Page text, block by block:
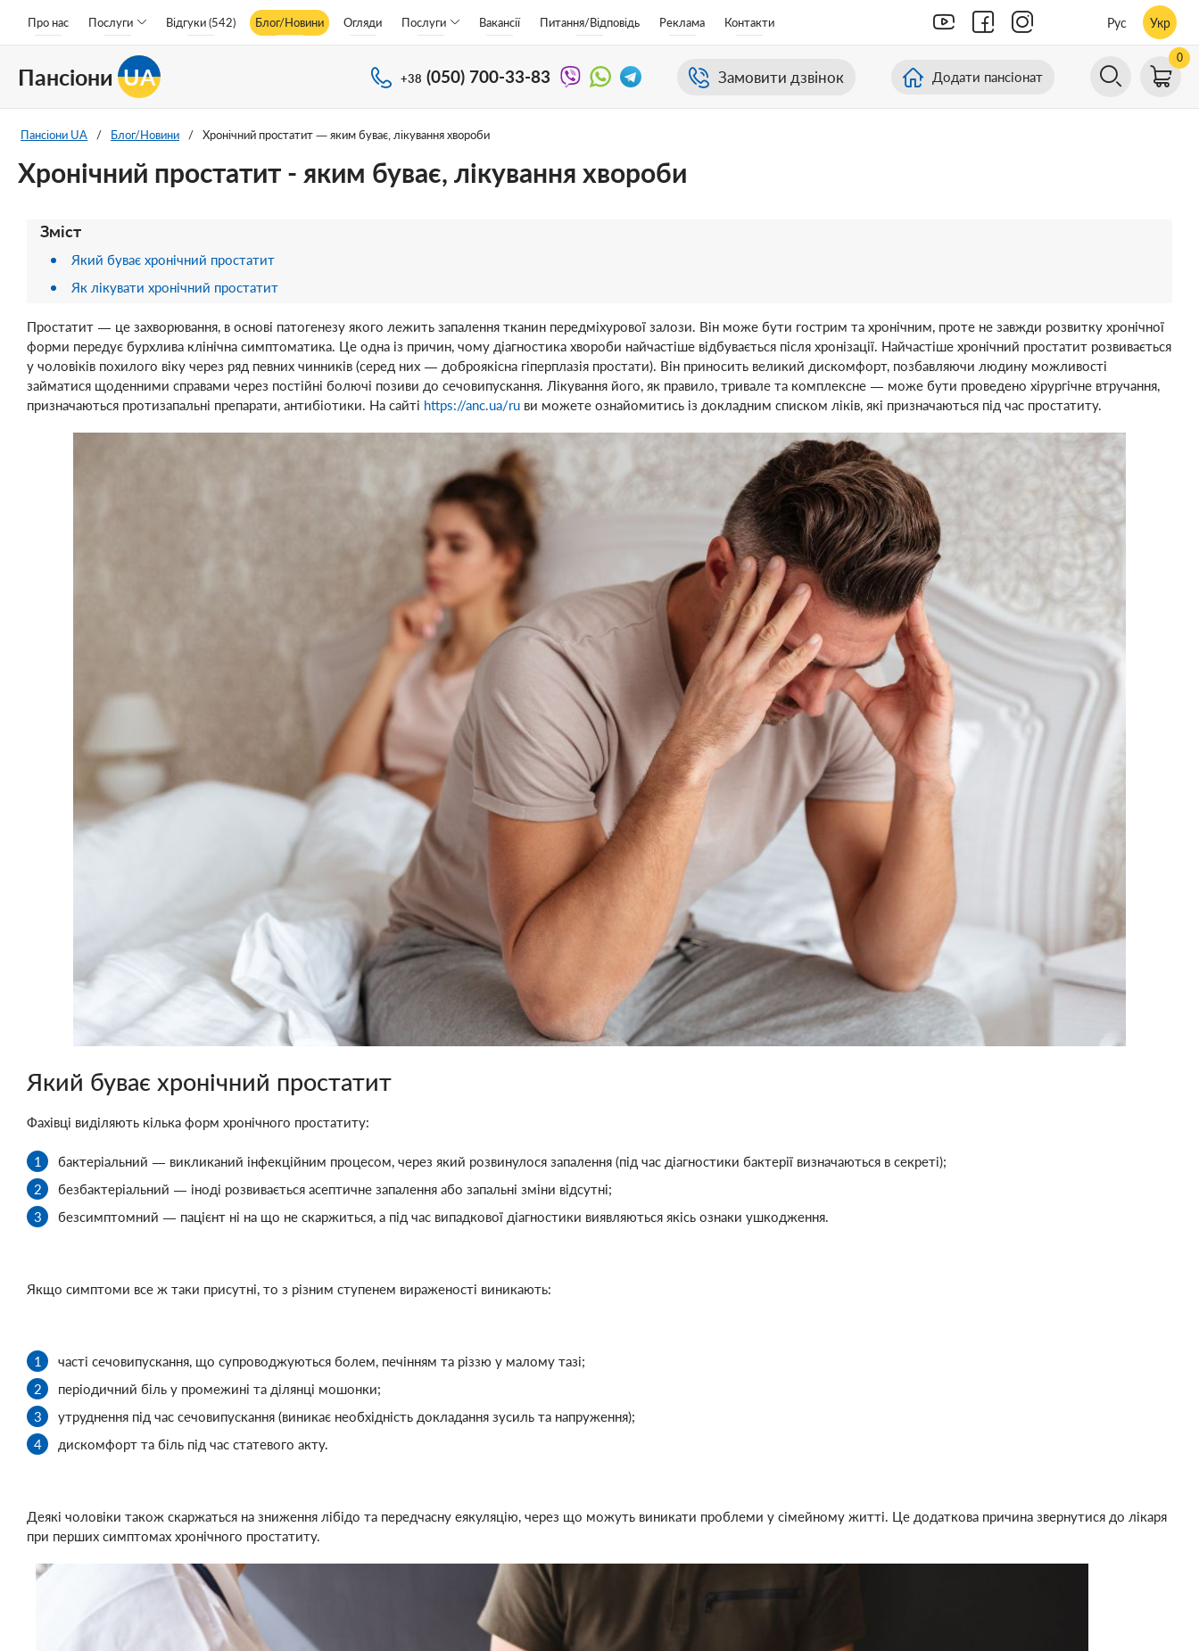
Про нас Послуги Відгуки (542) Блог/Новини Огляди Послуги Вакансії Питання/Відповідь Реклама Контакти Рус Укр
Пансіони UA +38 (050) 700-33-83 Замовити дзвінок Додати пансіонат
0
Пансіони UA / Блог/Новини / Хронічний простатит — яким буває, лікування хвороби
Хронічний простатит - яким буває, лікування хвороби
Зміст
Який буває хронічний простатит
Як лікувати хронічний простатит
Простатит — це захворювання, в основі патогенезу якого лежить запалення тканин передміхурової залози. Він може бути гострим та хронічним, проте не завжди розвитку хронічної
форми передує бурхлива клінічна симптоматика. Це одна із причин, чому діагностика хвороби найчастіше відбувається після хронізації. Найчастіше хронічний простатит розвивається
у чоловіків похилого віку через ряд певних чинників (серед них — доброякісна гіперплазія простати). Він приносить великий дискомфорт, позбавляючи людину можливості
займатися щоденними справами через постійні болючі позиви до сечовипускання. Лікування його, як правило, тривале та комплексне — може бути проведено хірургічне втручання,
призначаються протизапальні препарати, антибіотики. На сайті https://anc.ua/ru ви можете ознайомитись із докладним списком ліків, які призначаються під час простатиту.
Який буває хронічний простатит
Фахівці виділяють кілька форм хронічного простатиту:
бактеріальний — викликаний інфекційним процесом, через який розвинулося запалення (під час діагностики бактерії визначаються в секреті);
безбактеріальний — іноді розвивається асептичне запалення або запальні зміни відсутні;
безсимптомний — пацієнт ні на що не скаржиться, а під час випадкової діагностики виявляються якісь ознаки ушкодження.
Якщо симптоми все ж таки присутні, то з різним ступенем вираженості виникають:
часті сечовипускання, що супроводжуються болем, печінням та різзю у малому тазі;
періодичний біль у промежині та ділянці мошонки;
утруднення під час сечовипускання (виникає необхідність докладання зусиль та напруження);
дискомфорт та біль під час статевого акту.
Деякі чоловіки також скаржаться на зниження лібідо та передчасну еякуляцію, через що можуть виникати проблеми у сімейному житті. Це додаткова причина звернутися до лікаря
при перших симптомах хронічного простатиту.